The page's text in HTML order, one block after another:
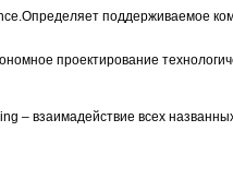
поддерживаемое
проектирование
– взаимадействие всех